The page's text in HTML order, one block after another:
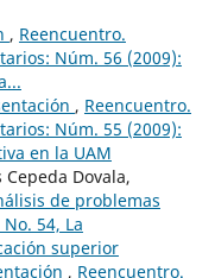
, Reencuentro.
Núm. 56 (2009):
, Reencuentro.
Núm. 55 (2009):
en la UAM
Cepeda Dovala,
de problemas
54, La
superior
, Reencuentro.